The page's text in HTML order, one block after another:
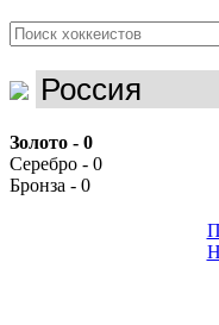
Золото - 0
Серебро - 0
Бронза - 0